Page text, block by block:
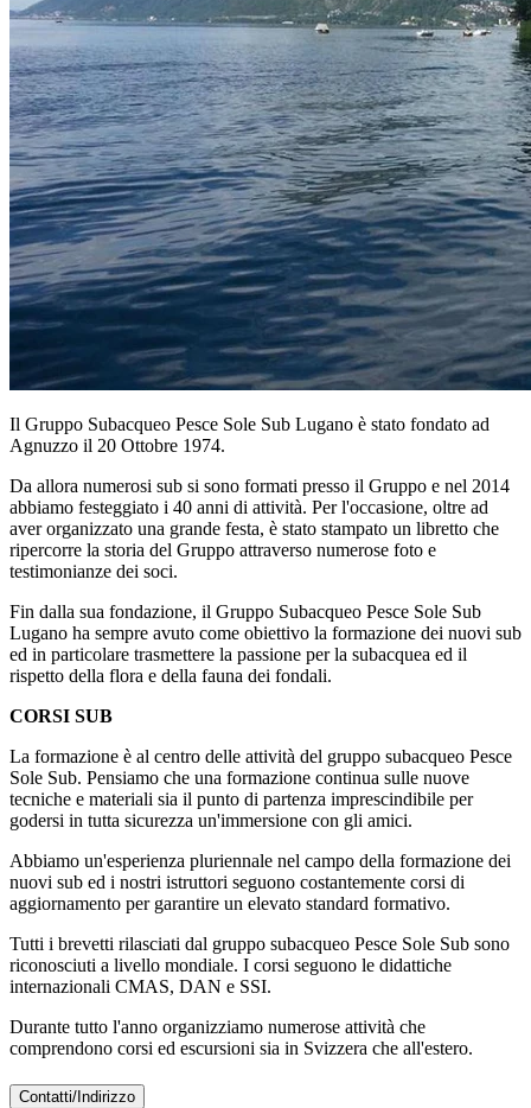
Il Gruppo Subacqueo Pesce Sole Sub Lugano è stato fondato ad
Agnuzzo il 20 Ottobre 1974.
Da allora numerosi sub si sono formati presso il Gruppo e nel 2014
abbiamo festeggiato i 40 anni di attività. Per l'occasione, oltre ad
aver organizzato una grande festa, è stato stampato un libretto che
ripercorre la storia del Gruppo attraverso numerose foto e
testimonianze dei soci.
Fin dalla sua fondazione, il Gruppo Subacqueo Pesce Sole Sub
Lugano ha sempre avuto come obiettivo la formazione dei nuovi sub
ed in particolare trasmettere la passione per la subacquea ed il
rispetto della flora e della fauna dei fondali.
CORSI SUB
La formazione è al centro delle attività del gruppo subacqueo Pesce
Sole Sub. Pensiamo che una formazione continua sulle nuove
tecniche e materiali sia il punto di partenza imprescindibile per
godersi in tutta sicurezza un'immersione con gli amici.
Abbiamo un'esperienza pluriennale nel campo della formazione dei
nuovi sub ed i nostri istruttori seguono costantemente corsi di
aggiornamento per garantire un elevato standard formativo.
Tutti i brevetti rilasciati dal gruppo subacqueo Pesce Sole Sub sono
riconosciuti a livello mondiale. I corsi seguono le didattiche
internazionali CMAS, DAN e SSI.
Durante tutto l'anno organizziamo numerose attività che
comprendono corsi ed escursioni sia in Svizzera che all'estero.
Contatti/Indirizzo